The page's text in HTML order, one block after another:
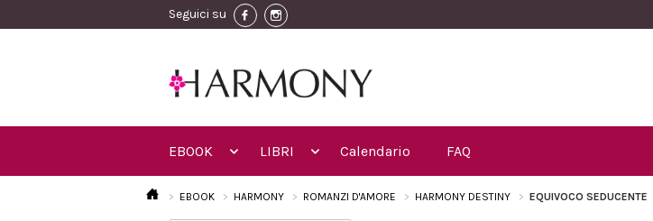
Seguici su
EBOOK LIBRI Calendario FAQ
EBOOK HARMONY ROMANZI D'AMORE HARMONY DESTINY EQUIVOCO SEDUCENTE